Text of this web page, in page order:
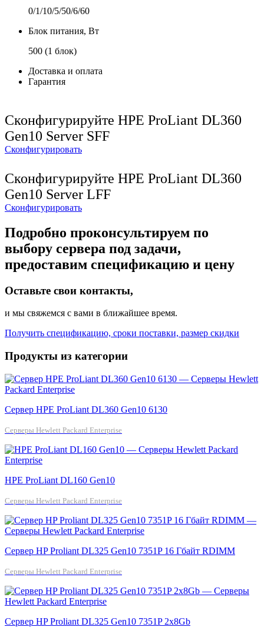
0/1/10/5/50/6/60
Блок питания, Вт
500 (1 блок)
Доставка и оплата
Гарантия
Сконфигурируйте HPE ProLiant DL360
Gen10 Server SFF
Сконфигурировать
Сконфигурируйте HPE ProLiant DL360
Gen10 Server LFF
Сконфигурировать
Подробно проконсультируем по
выбору сервера под задачи,
предоставим спецификацию и цену
Оставьте свои контакты,
и мы свяжемся с вами в ближайшее время.
Получить спецификацию, сроки поставки, размер скидки
Продукты из категории
Cервер HPE ProLiant DL360 Gen10 6130
Серверы Hewlett Packard Enterprise
HPE ProLiant DL160 Gen10
Серверы Hewlett Packard Enterprise
Сервер HP Proliant DL325 Gen10 7351P 16 Гбайт RDIMM
Серверы Hewlett Packard Enterprise
Сервер HP Proliant DL325 Gen10 7351P 2x8Gb